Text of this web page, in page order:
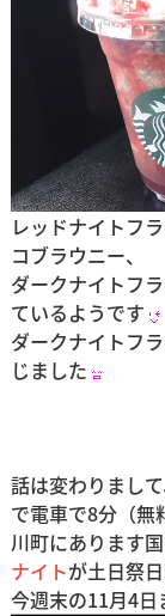
レッドナイトフ
コブラウニー、
ダークナイトフ
ているようです
ダークナイトフ
じました
話は変わりまし
で電車で8分（無
川町にあります
ナイトが土日祭
今週末の11月4